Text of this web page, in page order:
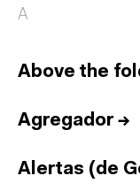
A
Above the
Agregador→
Alertas (de